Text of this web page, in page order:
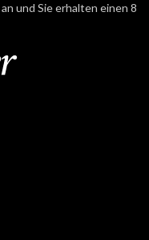
an und Sie erhalten einen 8